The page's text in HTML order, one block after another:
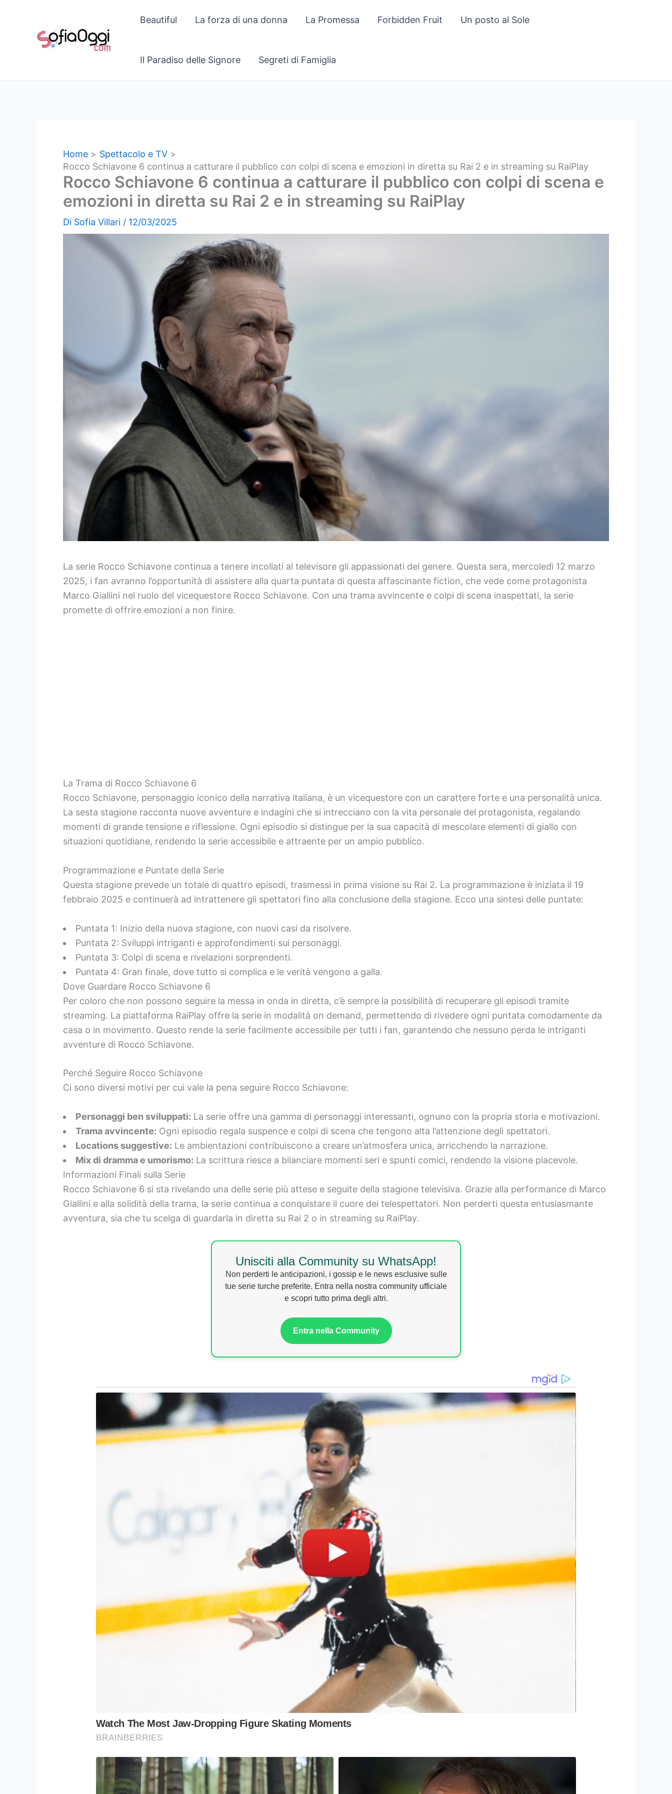
contenuto
Beautiful La forza di una donna La Promessa Forbidden Fruit Un posto al Sole
Il Paradiso delle Signore Segreti di Famiglia
Home
Spettacolo e TV
Rocco Schiavone 6 continua a catturare il pubblico con colpi di scena e emozioni in diretta su Rai 2 e in streaming su RaiPlay
Rocco Schiavone 6 continua a catturare il pubblico con colpi di scena e
emozioni in diretta su Rai 2 e in streaming su RaiPlay
Di Sofia Villari / 12/03/2025
La serie Rocco Schiavone continua a tenere incollati al televisore gli appassionati del genere. Questa sera, mercoledì 12 marzo
2025, i fan avranno l’opportunità di assistere alla quarta puntata di questa affascinante fiction, che vede come protagonista
Marco Giallini nel ruolo del vicequestore Rocco Schiavone. Con una trama avvincente e colpi di scena inaspettati, la serie
promette di offrire emozioni a non finire.
La Trama di Rocco Schiavone 6
Rocco Schiavone, personaggio iconico della narrativa italiana, è un vicequestore con un carattere forte e una personalità unica.
La sesta stagione racconta nuove avventure e indagini che si intrecciano con la vita personale del protagonista, regalando
momenti di grande tensione e riflessione. Ogni episodio si distingue per la sua capacità di mescolare elementi di giallo con
situazioni quotidiane, rendendo la serie accessibile e attraente per un ampio pubblico.
Programmazione e Puntate della Serie
Questa stagione prevede un totale di quattro episodi, trasmessi in prima visione su Rai 2. La programmazione è iniziata il 19
febbraio 2025 e continuerà ad intrattenere gli spettatori fino alla conclusione della stagione. Ecco una sintesi delle puntate:
Puntata 1: Inizio della nuova stagione, con nuovi casi da risolvere.
Puntata 2: Sviluppi intriganti e approfondimenti sui personaggi.
Puntata 3: Colpi di scena e rivelazioni sorprendenti.
Puntata 4: Gran finale, dove tutto si complica e le verità vengono a galla.
Dove Guardare Rocco Schiavone 6
Per coloro che non possono seguire la messa in onda in diretta, c’è sempre la possibilità di recuperare gli episodi tramite
streaming. La piattaforma RaiPlay offre la serie in modalità on demand, permettendo di rivedere ogni puntata comodamente da
casa o in movimento. Questo rende la serie facilmente accessibile per tutti i fan, garantendo che nessuno perda le intriganti
avventure di Rocco Schiavone.
Perché Seguire Rocco Schiavone
Ci sono diversi motivi per cui vale la pena seguire Rocco Schiavone:
Personaggi ben sviluppati: La serie offre una gamma di personaggi interessanti, ognuno con la propria storia e motivazioni.
Trama avvincente: Ogni episodio regala suspence e colpi di scena che tengono alta l’attenzione degli spettatori.
Locations suggestive: Le ambientazioni contribuiscono a creare un’atmosfera unica, arricchendo la narrazione.
Mix di dramma e umorismo: La scrittura riesce a bilanciare momenti seri e spunti comici, rendendo la visione piacevole.
Informazioni Finali sulla Serie
Rocco Schiavone 6 si sta rivelando una delle serie più attese e seguite della stagione televisiva. Grazie alla performance di Marco
Giallini e alla solidità della trama, la serie continua a conquistare il cuore dei telespettatori. Non perderti questa entusiasmante
avventura, sia che tu scelga di guardarla in diretta su Rai 2 o in streaming su RaiPlay.
Unisciti alla Community su WhatsApp!
Non perderti le anticipazioni, i gossip e le news esclusive sulle
tue serie turche preferite. Entra nella nostra community ufficiale
e scopri tutto prima degli altri.
Entra nella Community